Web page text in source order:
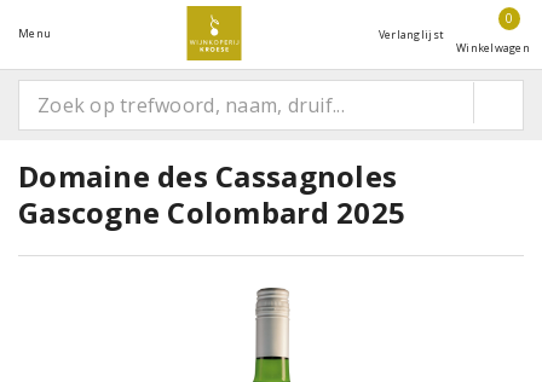
Menu Verlanglijst
0
Winkelwagen
Domaine des Cassagnoles
Gascogne Colombard 2025